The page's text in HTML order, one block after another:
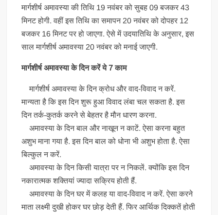
मार्गशीर्ष अमावस्या की तिथि 19 नवंबर को सुबह 09 बजकर 43
मिनट होगी. वहीं इस तिथि का समापन 20 नवंबर को दोपहर 12
बजकर 16 मिनट पर हो जाएगा. ऐसे में उदयातिथि के अनुसार, इस
साल मार्गशीर्ष अमावस्या 20 नवंबर को मनाई जाएगी.
मार्गशीर्ष अमावस्या के दिन करें ये 7 काम
मार्गशीर्ष अमावस्या के दिन क्रोध और वाद-विवाद न करें.
मान्यता है कि इस दिन शुरू हुआ विवाद लंबा चल सकता है. इस
दिन तर्क-कुतर्क करने से बेहतर है मौन धारण करना.
अमावस्या के दिन बाल और नाखून न काटें. ऐसा करना बहुत
अशुभ माना गया है. इस दिन बाल को धोना भी अशुभ होता है. ऐसा
बिल्कुल न करें.
अमावस्या के दिन किसी यात्रा पर न निकलें. क्योंकि इस दिन
नकारात्मक शक्तियां ज्यादा सक्रिय होती हैं.
अमावस्या के दिन घर में कलह या वाद-विवाद न करें. ऐसा करने
माता लक्ष्मी दुखी होकर घर छोड़ देती हैं. फिर आर्थिक दिक्कतें होती